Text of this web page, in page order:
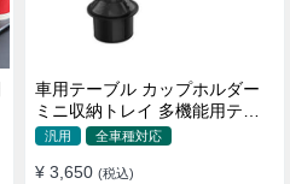
車用テーブル カップホルダー
ミニ収納トレイ 多機能用テー
ブル 食事 物置き用 高品質
汎用 全車種対応
¥ 3,650 (税込)